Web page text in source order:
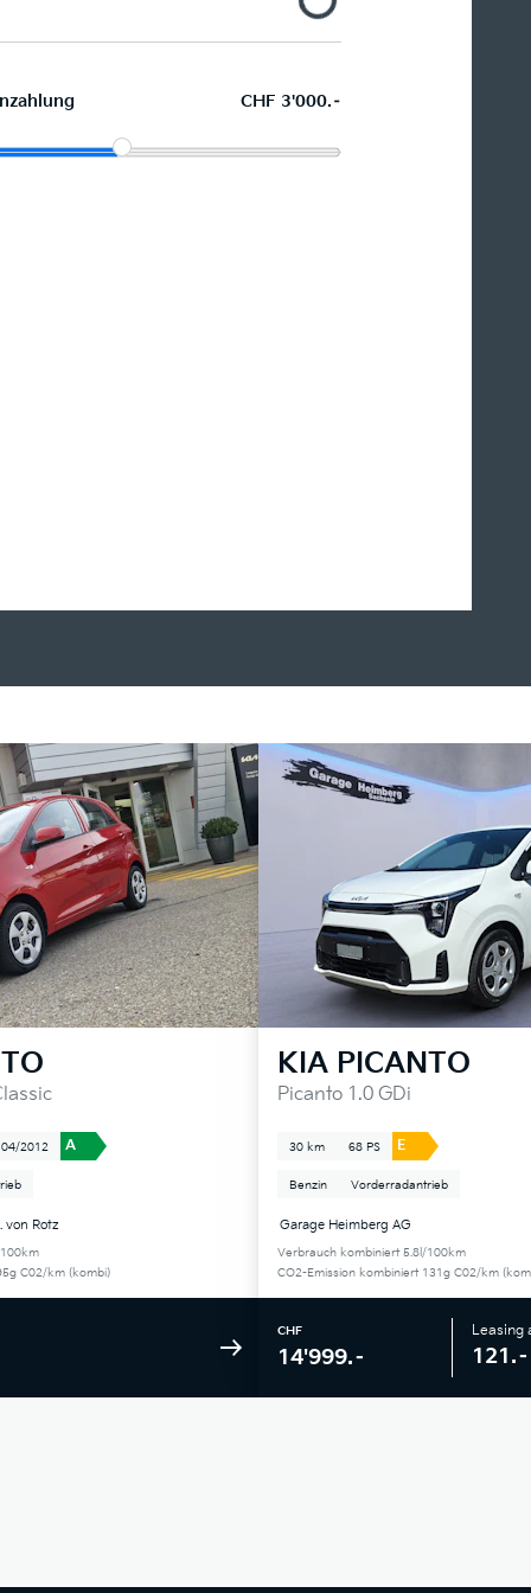
CHF 3'000.–
04/2012 A
von Rotz
C02/km (kombi)
KIA PICANTO
Picanto 1.0 GDi
30 km 68 PS E
Benzin Vorderradantrieb
Garage Heimberg AG
Verbrauch kombiniert 5.8l/100km
CO2-Emission kombiniert 131g C02/km
CHF
14'999.–
Leasing
121.–